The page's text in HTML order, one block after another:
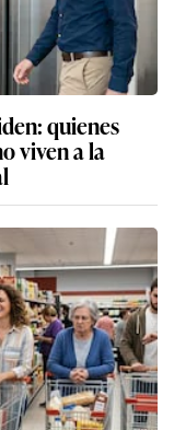
quienes
viven a la